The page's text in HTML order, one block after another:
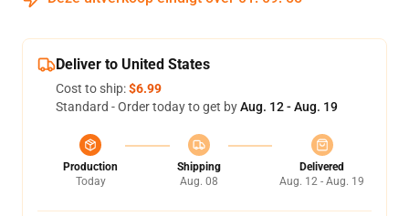
Deliver to United States
Cost to ship:$6.99
Standard - Order today to get byAug. 12 - Aug. 19
Production
Today
Shipping
Aug. 08
Delivered
Aug. 12 - Aug. 19